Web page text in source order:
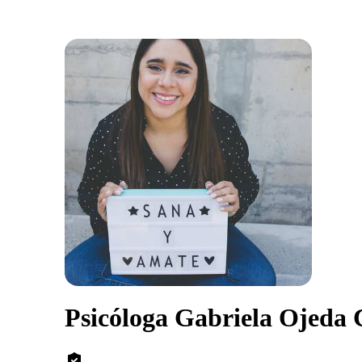
Psicóloga Gabriela Ojeda